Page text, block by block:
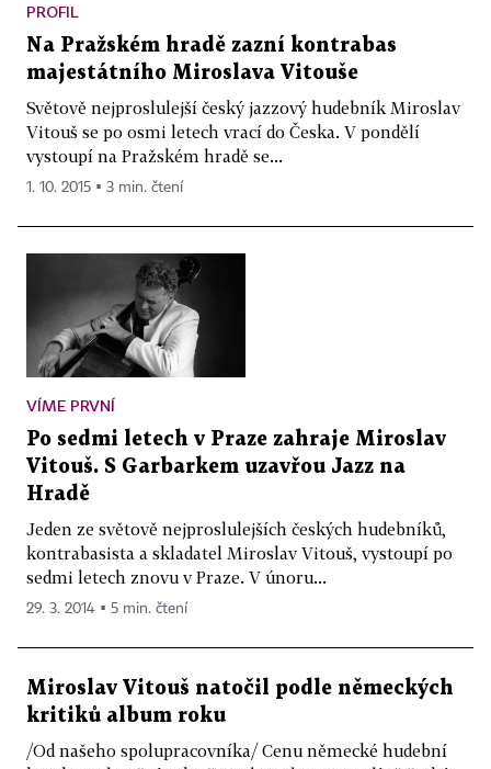
PROFIL
Na Pražském hradě zazní kontrabas
majestátního Miroslava Vitouše
Světově nejproslulejší český jazzový hudebník Miroslav
Vitouš se po osmi letech vrací do Česka. V pondělí
vystoupí na Pražském hradě se...
1. 10. 2015 ▪ 3 min. čtení
VÍME PRVNÍ
Po sedmi letech v Praze zahraje Miroslav
Vitouš. S Garbarkem uzavřou Jazz na
Hradě
Jeden ze světově nejproslulejších českých hudebníků,
kontrabasista a skladatel Miroslav Vitouš, vystoupí po
sedmi letech znovu v Praze. V únoru...
29. 3. 2014 ▪ 5 min. čtení
Miroslav Vitouš natočil podle německých
kritiků album roku
/Od našeho spolupracovníka/ Cenu německé hudební